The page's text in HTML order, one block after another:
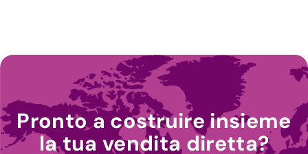
Pronto a costruire insieme
la tua vendita diretta?